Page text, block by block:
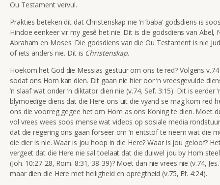
Ou Testament vervul.
Prakties beteken dit dat Christenskap nie ’n ‘baba’ godsdiens is
Hindoe eenkeer vir my gesê het nie. Dit is die godsdiens van Abel,
Abraham en Moses. Die godsdiens van die Ou Testament is nie
of iets anders nie. Dit is Christenskap.
Hoekom het God die Messias gestuur om ons te red? Volgens
sodat ons Hom kan dien. Dit gaan nie hier oor ’n vreesgevulde
’n slaaf wat onder ’n diktator dien nie (v.74, Sef. 3:15). Dit is eerder
blymoedige diens dat die Here ons uit die vyand se mag kom red
ons die voorreg gegee het om Hom as ons Koning te dien. Moet
vol vrees wees soos mense wat videos op sosiale media
dat die regering ons gaan forseer om ’n entstof te neem wat die
die dier is nie. Waar is jou hoop in die Here? Waar is jou geloof?
vergeet dat die Here nie sal toelaat dat die duiwel jou by Hom
(Joh. 10:27-28, Rom. 8:31, 38-39)? Moet dan nie vrees nie (v.74,
maar dien die Here met heiligheid en opregtheid (v.75, Ef. 4:24).